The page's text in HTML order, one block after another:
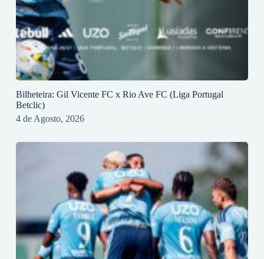
Bilheteira: Gil Vicente FC x Rio Ave FC (Liga Portugal
Betclic)
4 de Agosto, 2026